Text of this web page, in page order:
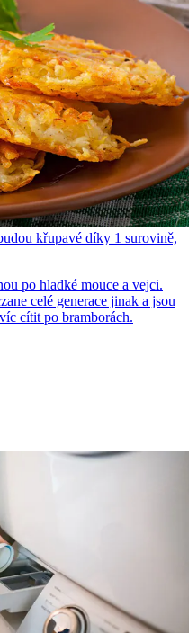
křupavé díky 1 surovině,
po hladké mouce a vejci.
celé generace jinak a jsou
cítit po bramborách.